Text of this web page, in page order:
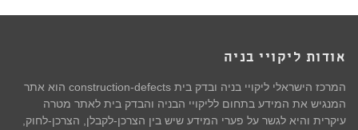
אודות ליקויי בניה
המרכז הישראלי ליקויי בניה ובדק בית construction-defects הוא אתר
המנגיש את המידע בתחום לליקויי הבניה והבדק בית לאתר מטרה
עיקרית והיא לגשר על פערי המידע שיש בין הצרכן-לקבלן, הצרכן-לחוק,